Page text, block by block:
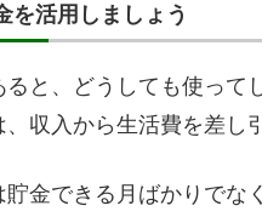
を活用しましょう
と、どうしても使って
収入から生活費を差し
貯金できる月ばかりでな